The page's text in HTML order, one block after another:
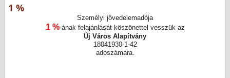
1 %
Személyi jövedelemadója
1 %-ának felajánlását köszönettel vesszük az
Új Város Alapítvány
18041930-1-42
adószámára.